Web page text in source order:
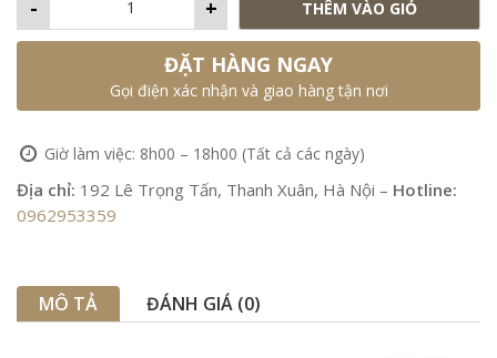
+
- THÊM VÀO GIỎ
ĐẶT HÀNG NGAY
Gọi điện xác nhận và giao hàng tận nơi
Giờ làm việc: 8h00 – 18h00 (Tất cả các ngày)
Địa chỉ: 192 Lê Trọng Tấn, Thanh Xuân, Hà Nội – Hotline:
0962953359
MÔ TẢ ĐÁNH GIÁ (0)